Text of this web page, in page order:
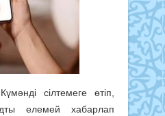
сілтемеге өтіп,
елемей хабарлап